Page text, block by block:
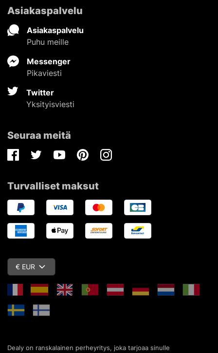
Asiakaspalvelu
Asiakaspalvelu
Puhu meille
Messenger
Pikaviesti
Twitter
Yksityisviesti
Seuraa meitä
FacebookTwitterYoutubePinterestInstagram
Turvalliset maksut
€ EUR
Dealy on ranskalainen perheyritys, joka tarjoaa sinulle